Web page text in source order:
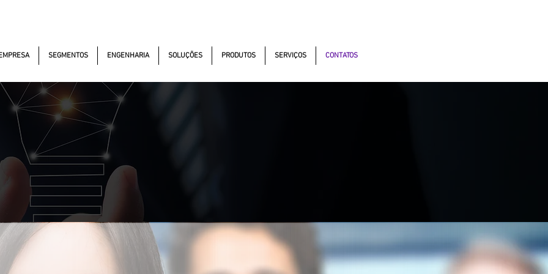
SEGMENTOS ENGENHARIA SOLUÇÕES PRODUTOS SERVIÇOS CONTATOS
Contatos
Vendas